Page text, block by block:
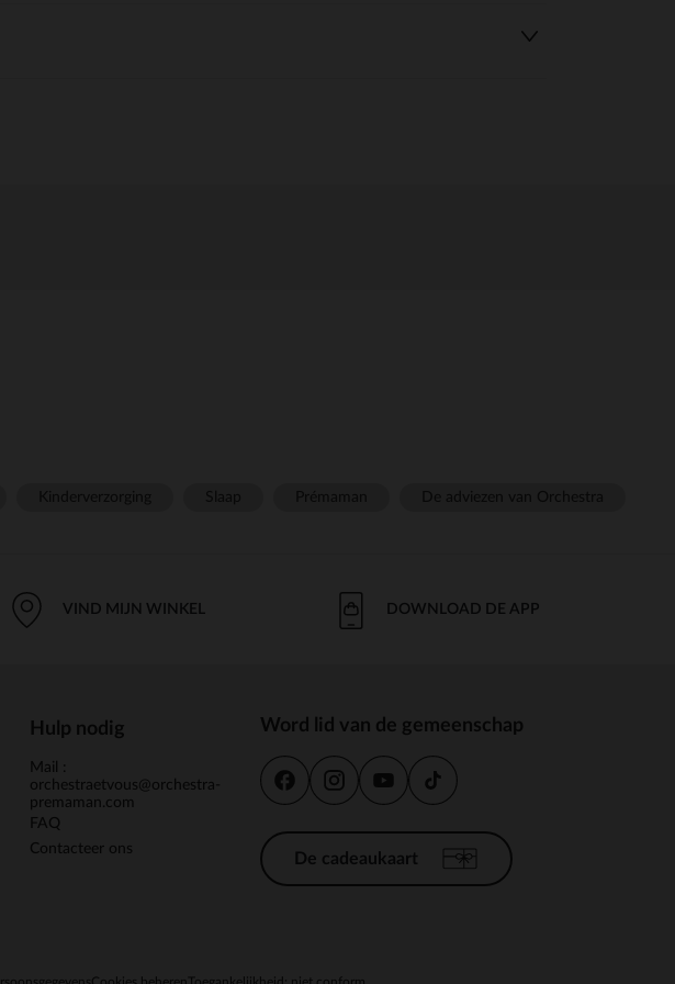
VIND MIJN WINKEL DOWNLOAD DE APP
Hulp nodig
Mail :
orchestraetvous@orchestra-
premaman.com
FAQ
Contacteer ons
Word lid van de gemeenschap
De cadeaukaart